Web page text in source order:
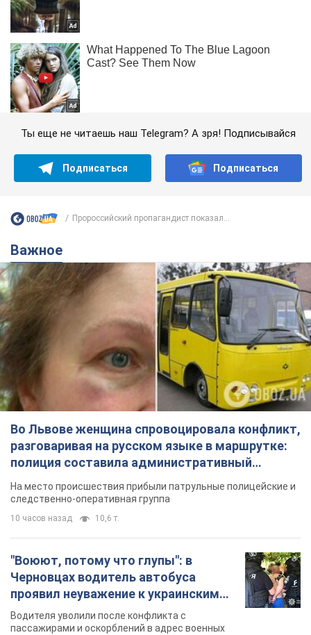
Ты еще не читаешь наш Telegram? А зря! Подписывайся
Подписаться Подписаться
Пророссийский пропагандист показал...
Важное
Во Львове женщина спровоцировала конфликт,
разговаривая на русском языке в маршрутке:
полиция составила административный
протокол. Видео
На место происшествия прибыли патрульные полицейские и
следственно-оперативная группа
10 часов назад 10,6 т.
"Воюют, потому что глупы": в
Черновцах водитель автобуса
проявил неуважение к украинским
военным и поплатился за это.
Видео
Водителя уволили после конфликта с
пассажирами и оскорблений в адрес военных